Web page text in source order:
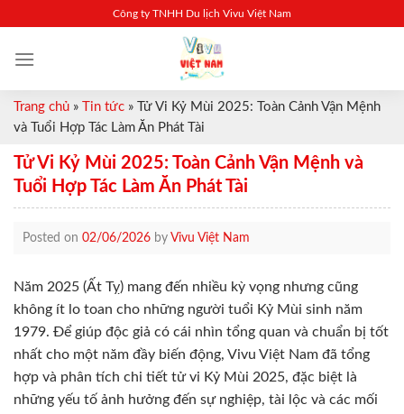
content
Công ty TNHH Du lịch Vivu Việt Nam
Trang chủ » Tin tức »
Tử Vi Kỷ Mùi 2025: Toàn Cảnh Vận Mệnh
và Tuổi Hợp Tác Làm Ăn Phát Tài
Tử Vi Kỷ Mùi 2025: Toàn Cảnh Vận Mệnh và
Tuổi Hợp Tác Làm Ăn Phát Tài
Posted on 02/06/2026 by Vivu Việt Nam
Năm 2025 (Ất Tỵ) mang đến nhiều kỳ vọng nhưng cũng
không ít lo toan cho những người tuổi Kỷ Mùi sinh năm
1979. Để giúp độc giả có cái nhìn tổng quan và chuẩn bị tốt
nhất cho một năm đầy biến động, Vivu Việt Nam đã tổng
hợp và phân tích chi tiết tử vi Kỷ Mùi 2025, đặc biệt là
những yếu tố ảnh hưởng đến sự nghiệp, tài lộc và các mối